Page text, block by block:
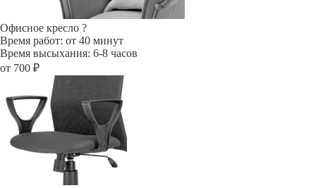
Офисное кресло ?
Время работ: от 40 минут
Время высыхания: 6-8 часов
от 700 ₽